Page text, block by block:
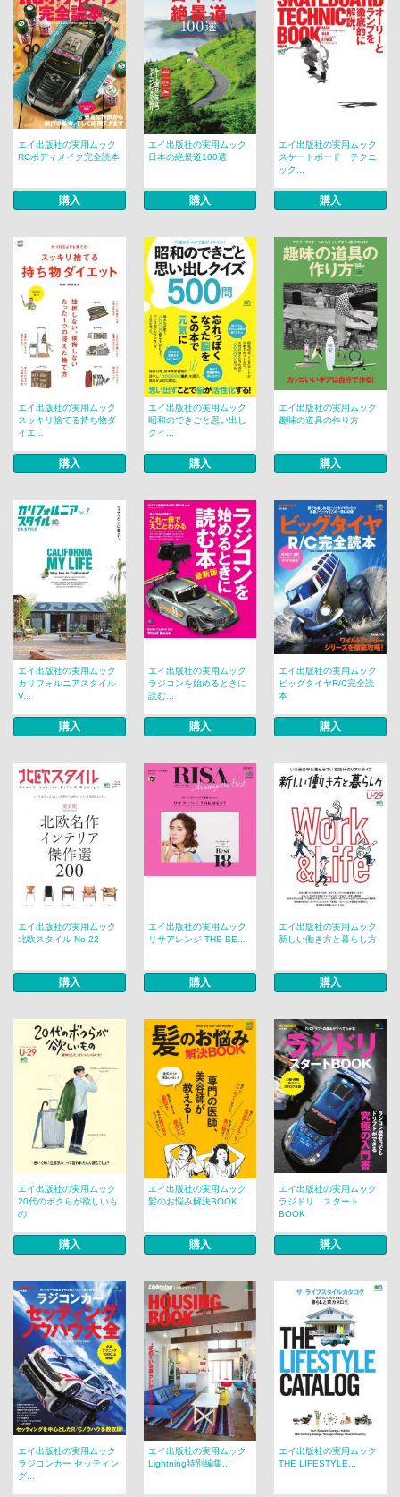
エイ出版社の実用ムック
RCボディメイク完全読本
購入
エイ出版社の実用ムック
日本の絶景道100選
購入
エイ出版社の実用ムック
スケートボード テクニ
ック...
購入
エイ出版社の実用ムック
スッキリ捨てる持ち物ダ
イエ...
購入
エイ出版社の実用ムック
昭和のできごと思い出し
クイ...
購入
エイ出版社の実用ムック
趣味の道具の作り方
購入
エイ出版社の実用ムック
カリフォルニアスタイル
V...
購入
エイ出版社の実用ムック
ラジコンを始めるときに
読む...
購入
エイ出版社の実用ムック
ビッグタイヤR/C完全読
本
購入
エイ出版社の実用ムック
北欧スタイル No.22
購入
エイ出版社の実用ムック
リサアレンジ THE BE...
購入
エイ出版社の実用ムック
新しい働き方と暮らし方
購入
エイ出版社の実用ムック
20代のボクらが欲しいも
の
購入
エイ出版社の実用ムック
髪のお悩み解決BOOK
購入
エイ出版社の実用ムック
ラジドリ スタート
BOOK
購入
エイ出版社の実用ムック
ラジコンカー セッティン
グ...
エイ出版社の実用ムック
Lightning特別編集...
エイ出版社の実用ムック
THE LIFESTYLE...